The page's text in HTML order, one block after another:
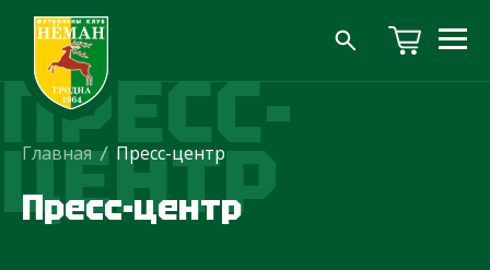
ПРЕСС-
ЦЕНТР
Главная / Пресс-центр
Пресс-центр